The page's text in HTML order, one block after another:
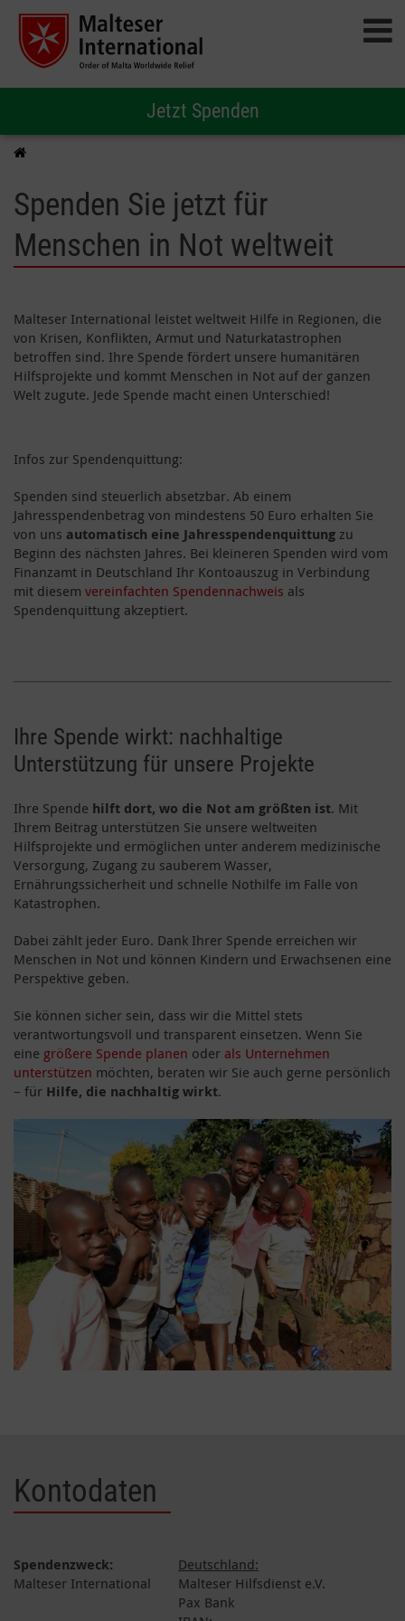
Jetzt Spenden
Spenden Sie jetzt für
Menschen in Not weltweit
Malteser International leistet weltweit Hilfe in Regionen, die
von Krisen, Konflikten, Armut und Naturkatastrophen
betroffen sind. Ihre Spende fördert unsere humanitären
Hilfsprojekte und kommt Menschen in Not auf der ganzen
Welt zugute. Jede Spende macht einen Unterschied!
Infos zur Spendenquittung:
Spenden sind steuerlich absetzbar. Ab einem
Jahresspendenbetrag von mindestens 50 Euro erhalten Sie
von uns automatisch eine Jahresspendenquittung zu
Beginn des nächsten Jahres. Bei kleineren Spenden wird vom
Finanzamt in Deutschland Ihr Kontoauszug in Verbindung
mit diesem vereinfachten Spendennachweis als
Spendenquittung akzeptiert.
Ihre Spende wirkt: nachhaltige
Unterstützung für unsere Projekte
Ihre Spende hilft dort, wo die Not am größten ist. Mit
Ihrem Beitrag unterstützen Sie unsere weltweiten
Hilfsprojekte und ermöglichen unter anderem medizinische
Versorgung, Zugang zu sauberem Wasser,
Ernährungssicherheit und schnelle Nothilfe im Falle von
Katastrophen.
Dabei zählt jeder Euro. Dank Ihrer Spende erreichen wir
Menschen in Not und können Kindern und Erwachsenen eine
Perspektive geben.
Sie können sicher sein, dass wir die Mittel stets
verantwortungsvoll und transparent einsetzen. Wenn Sie
eine größere Spende planen oder als Unternehmen
unterstützen möchten, beraten wir Sie auch gerne persönlich
– für Hilfe, die nachhaltig wirkt.
Kontodaten
Spendenzweck:
Malteser International
Deutschland:
Malteser Hilfsdienst e.V.
Pax Bank